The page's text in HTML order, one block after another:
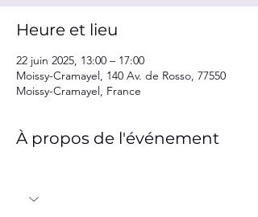
Heure et lieu
22 juin 2025, 13:00 – 17:00
Moissy-Cramayel, 140 Av. de Rosso, 77550
Moissy-Cramayel, France
À propos de l'événement